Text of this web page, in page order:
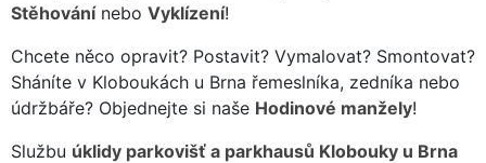
Stěhovánínebo Vyklízení!
Chcete něco opravit? Postavit? Vymalovat? Smontovat?
Sháníte v Kloboukách u Brna řemeslníka, zedníka nebo
údržbáře? Objednejte si naše Hodinové manžely!
Službu úklidy parkovišť a parkhausů Klobouky u Brna